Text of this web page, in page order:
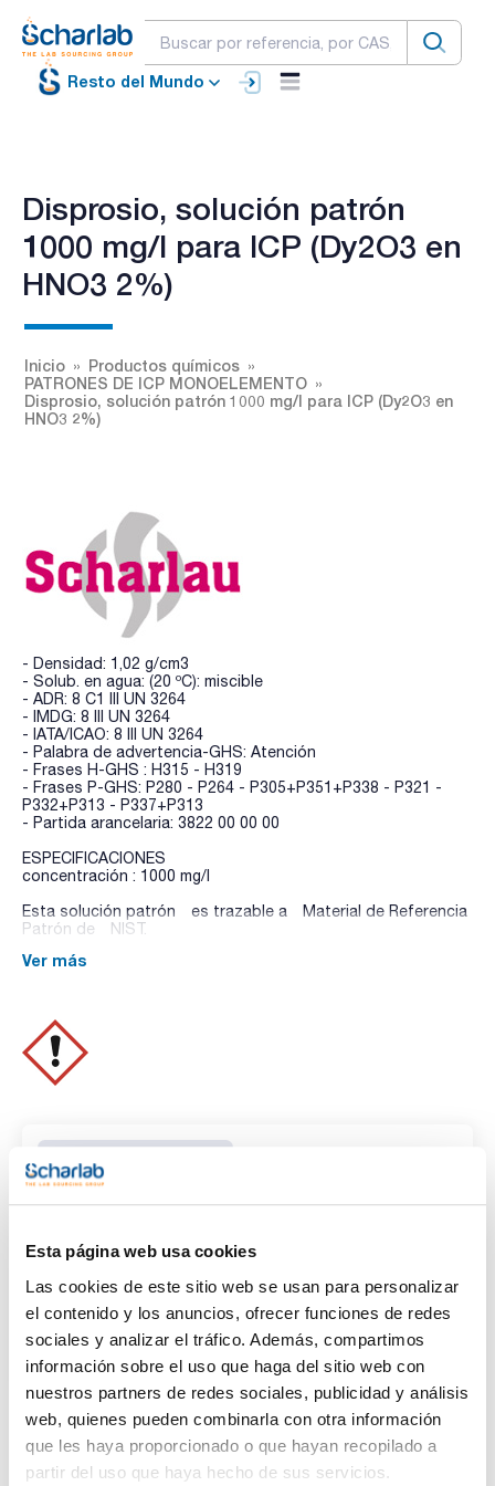
Esta página web usa cookies
Las cookies de este sitio web se usan para personalizar
el contenido y los anuncios, ofrecer funciones de redes
sociales y analizar el tráfico. Además, compartimos
información sobre el uso que haga del sitio web con
nuestros partners de redes sociales, publicidad y análisis
web, quienes pueden combinarla con otra información
que les haya proporcionado o que hayan recopilado a
partir del uso que haya hecho de sus servicios.
Resto del Mundo
Disprosio, solución patrón
1000 mg/l para ICP (Dy2O3 en
HNO3 2%)
Inicio
Productos químicos
PATRONES DE ICP MONOELEMENTO
Disprosio, solución patrón 1000 mg/l para ICP (Dy2O3 en
HNO3 2%)
- Densidad: 1,02 g/cm3
- Solub. en agua: (20 ºC): miscible
- ADR: 8 C1 III UN 3264
- IMDG: 8 III UN 3264
- IATA/ICAO: 8 III UN 3264
- Palabra de advertencia-GHS: Atención
- Frases H-GHS : H315 - H319
- Frases P-GHS: P280 - P264 - P305+P351+P338 - P321 -
P332+P313 - P337+P313
- Partida arancelaria: 3822 00 00 00
ESPECIFICACIONES
concentración : 1000 mg/l
Esta solución patrón es trazable a Material de Referencia
Patrón de NIST.
Ver más
Limpiar filtros
Características
Capacidad
(1)